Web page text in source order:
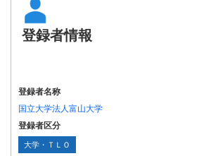
登録者情報
登録者名称
国立大学法人富山大学
登録者区分
大学・ＴＬＯ